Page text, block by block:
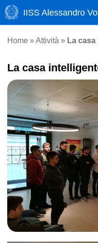
IISS Alessandro
Home » Attività » La
La casa